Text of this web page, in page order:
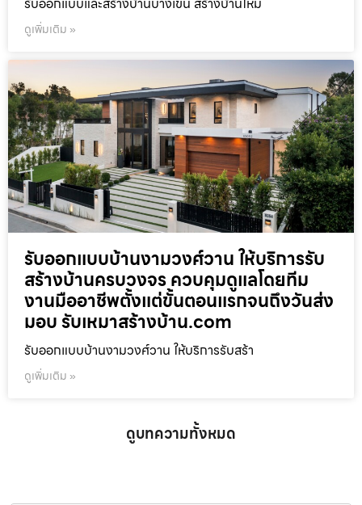
ดูเพิ่มเติม »
รับออกแบบบ้านงามวงศ์วาน ให้บริการรับ
สร้างบ้านครบวงจร ควบคุมดูแลโดยทีม
งานมืออาชีพตั้งแต่ขั้นตอนแรกจนถึงวันส่ง
มอบ รับเหมาสร้างบ้าน.com
รับออกแบบบ้านงามวงศ์วาน ให้บริการรับสร้า
ดูเพิ่มเติม »
ดูบทความทั้งหมด